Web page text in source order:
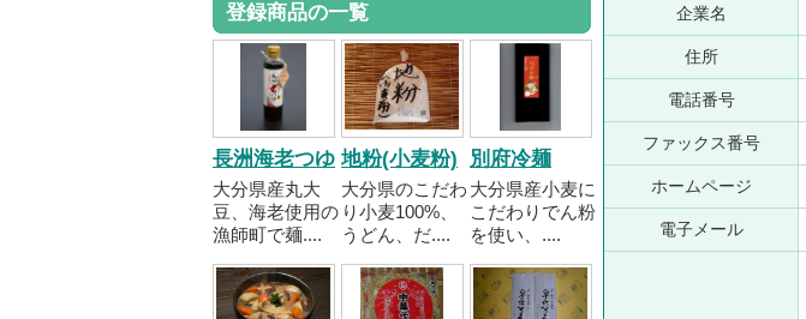
登録商品の一覧
長洲海老つゆ
大分県産丸大
豆、海老使用の
漁師町で麺....
地粉(小麦粉)
大分県のこだわ
り小麦100%、
うどん、だ....
別府冷麺
大分県産小麦に
こだわりでん粉
を使い、....
企業名
住所
電話番号
ファックス番号
ホームページ
電子メール